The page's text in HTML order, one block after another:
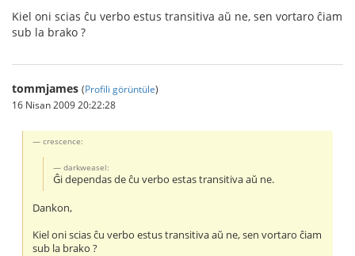
Kiel oni scias ĉu verbo estus transitiva aŭ ne, sen vortaro ĉiam
sub la brako ?
tommjames (Profili görüntüle)
16 Nisan 2009 20:22:28
crescence:
darkweasel:
Ĝi dependas de ĉu verbo estas transitiva aŭ ne.
Dankon,
Kiel oni scias ĉu verbo estus transitiva aŭ ne, sen vortaro ĉiam
sub la brako ?